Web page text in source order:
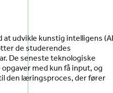
udvikle kunstig intelligens
de studerendes
De seneste teknologiske
med kun få input, og
den læringsproces, der fører